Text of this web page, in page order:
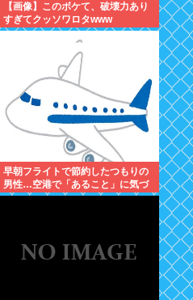
【画像】このボケて、破壊力あり
すぎてクッソワロタwww
早朝フライトで節約したつもりの
男性…空港で「あること」に気づ
いてしまう